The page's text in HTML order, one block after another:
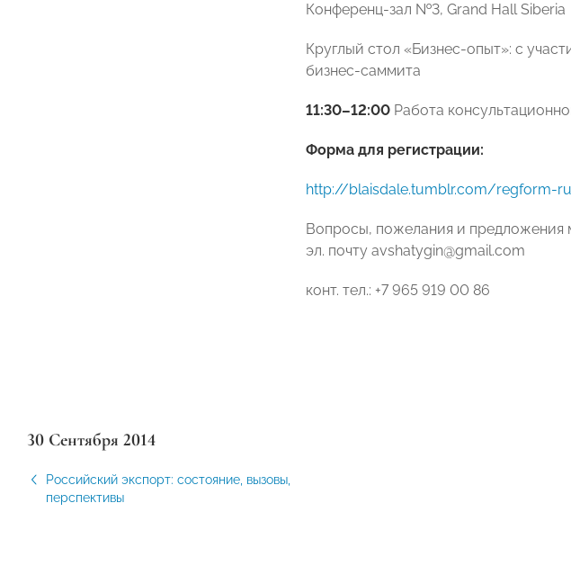
Конференц-зал №3, Grand Hall Siberia
Круглый стол «Бизнес-опыт»: с
бизнес-саммита
11:30–12:00 Работа
Форма для регистрации:
http://blaisdale.tumblr.com/regform-ru
Вопросы, пожелания и предложения
эл. почту avshatygin@gmail.com
конт. тел.: +7 965 919 00 86
30 Сентября 2014
Российский экспорт: состояние, вызовы,
перспективы